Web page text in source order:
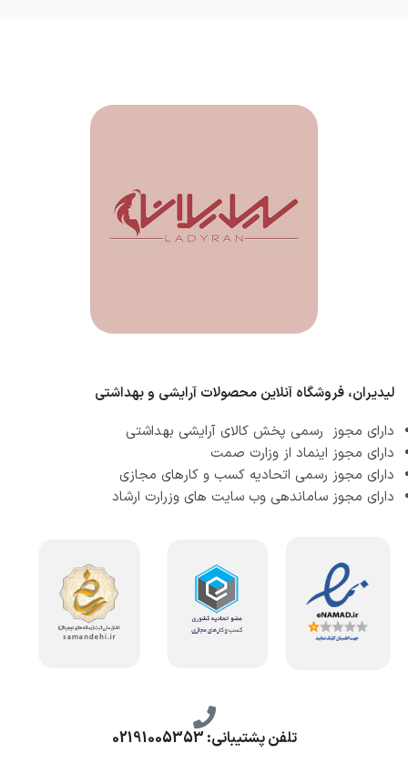
لیدیران، فروشگاه آنلاین محصولات آرایشی و بهداشتی
دارای مجوز رسمی پخش کالای آرایشی بهداشتی
دارای مجوز اینماد از وزارت صمت
دارای مجوز رسمی اتحادیه کسب و کارهای مجازی
دارای مجوز ساماندهی وب سایت های وزرارت ارشاد
تلفن پشتیبانی: 02191005353